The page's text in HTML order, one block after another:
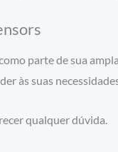
parte de sua
às suas
qualquer dúvida.